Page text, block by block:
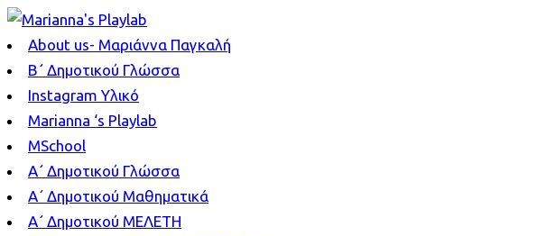
About us- Μαριάννα Παγκαλή
B΄ Δημοτικού Γλώσσα
Instagram Υλικό
Marianna ‘s Playlab
MSchool
Α΄ Δημοτικού Γλώσσα
Α΄ Δημοτικού Μαθηματικά
Α΄ Δημοτικού ΜΕΛΕΤΗ